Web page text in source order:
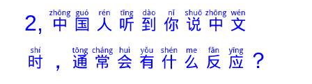
2, 中国人听到你说中文
时，通常会有什么反应？